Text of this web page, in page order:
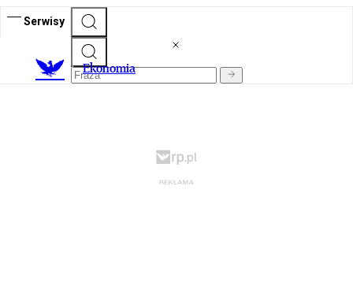
Serwisy
Ekonomia